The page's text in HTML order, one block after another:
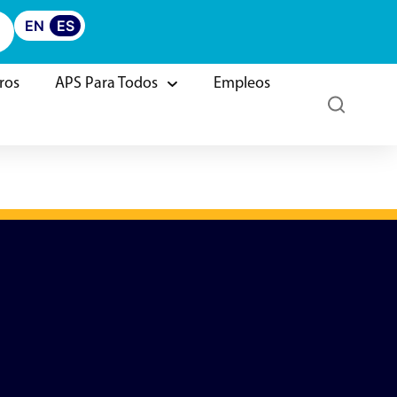
EN ES
APS Para Todos Empleos